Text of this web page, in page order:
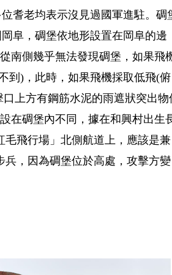
耆老均表示沒見過國軍進駐。碉
阜，碉堡依地形設置在岡阜的邊
南側幾乎無法發現碉堡，如果飛
到)，此時，如果飛機採取低飛(俯
上方有鋼筋水泥的雨遮狀突出物
在碉堡內不同，據在和興村出生
飛行場」北側航道上，應該是兼
，因為碉堡位於高處，攻擊方變